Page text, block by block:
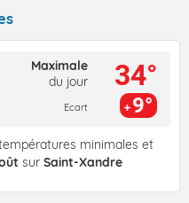
Maximale
du jour
Ecart
34°
9°
minimales et
sur Saint-Xandre